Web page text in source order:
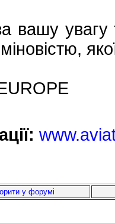
вашу увагу
у форумі